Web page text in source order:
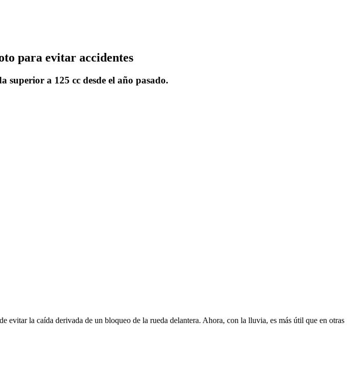
para evitar accidentes
superior a 125 cc desde el año pasado.
evitar la caída derivada de un bloqueo de la rueda delantera. Ahora, con la lluvia, es más útil que en otras